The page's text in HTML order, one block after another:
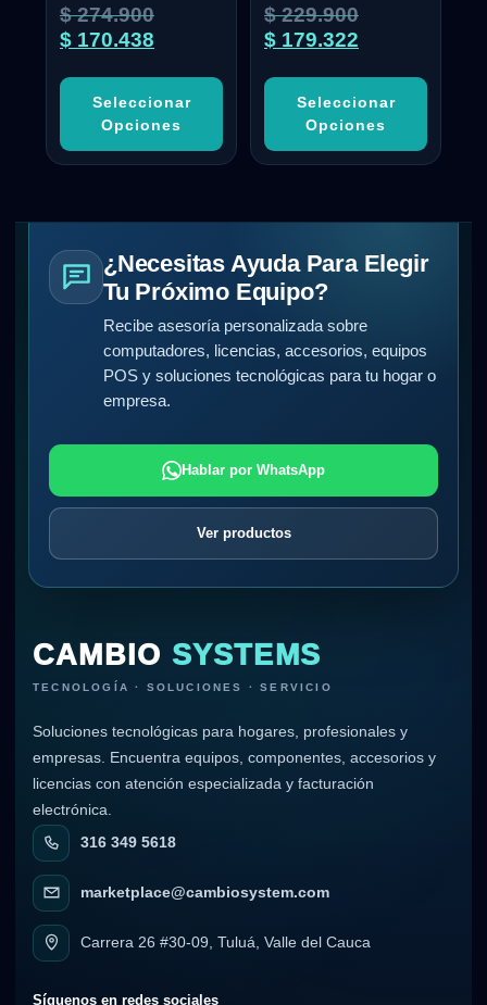
Valorado
con
5.00
de 5
$274.900
$ 170.438
Seleccionar
Opciones
Valorado
con
4.50
de 5
$229.900
$ 179.322
Seleccionar
Opciones
¿Necesitas Ayuda Para Elegir
Tu Próximo Equipo?
Recibe asesoría personalizada sobre
computadores, licencias, accesorios, equipos
POS y soluciones tecnológicas para tu hogar o
empresa.
Hablar por WhatsApp
Ver productos
CAMBIO SYSTEMS
TECNOLOGÍA · SOLUCIONES · SERVICIO
Soluciones tecnológicas para hogares, profesionales y
empresas. Encuentra equipos, componentes, accesorios y
licencias con atención especializada y facturación
electrónica.
316 349 5618
marketplace@cambiosystem.com
Carrera 26 #30-09, Tuluá, Valle del Cauca
Síguenos en redes sociales